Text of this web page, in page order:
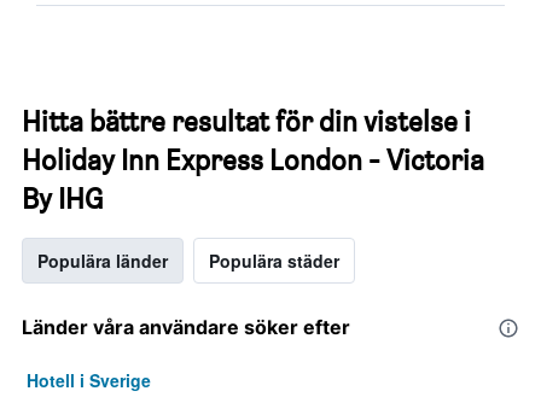
Hitta bättre resultat för din vistelse i
Holiday Inn Express London - Victoria
By IHG
Populära länder Populära städer
Länder våra användare söker efter
Hotell i Sverige